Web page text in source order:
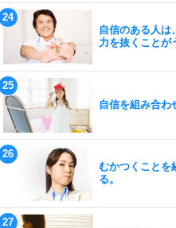
自信のある人は
力を抜くことが
自信を組み合わ
むかつくことを
る。